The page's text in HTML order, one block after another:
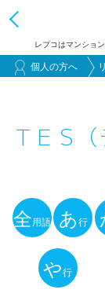
レプコはマンショ
個人の方へ
ＴＥＳ（
用
全用語 あ行
や行